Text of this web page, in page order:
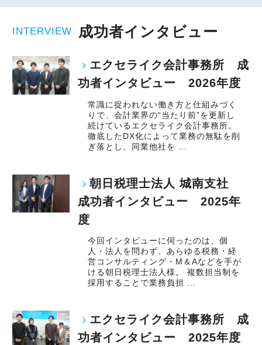
INTERVIEW 成功者インタビュー
エクセライク会計事務所 成
功者インタビュー 2026年度
常識に捉われない働き方と仕組みづく
りで、会計業界の“当たり前”を更新し
続けているエクセライク会計事務所。
徹底したDX化によって業務の無駄を削
ぎ落とし、同業他社を ...
朝日税理士法人 城南支社
成功者インタビュー 2025年
度
今回インタビューに伺ったのは、個
人・法人を問わず、あらゆる税務・経
営コンサルティング・M＆Aなどを手が
ける朝日税理士法人様。 複数担当制を
採用することで業務負担 ...
エクセライク会計事務所 成
功者インタビュー 2025年度